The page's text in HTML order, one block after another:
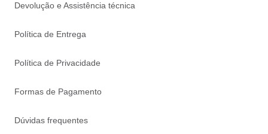
Devolução e Assistência técnica
Política de Entrega
Política de Privacidade
Formas de Pagamento
Dúvidas frequentes